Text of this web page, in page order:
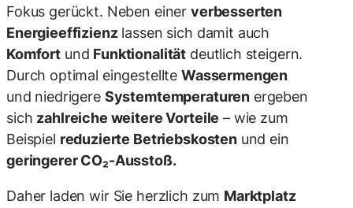
Fokus gerückt. Neben einer verbesserten
Energieeffizienzlassen sich damit auch
Komfortund Funktionalität deutlich steigern.
Durch optimal eingestellte Wassermengen
und niedrigere Systemtemperaturen ergeben
sich zahlreiche weitere Vorteile – wie zum
Beispiel reduzierte Betriebskostenund ein
geringerer CO₂-Ausstoß.
Daher laden wir Sie herzlich zum Marktplatz